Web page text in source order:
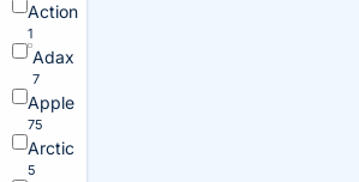
Action
1
Adax
7
Apple
75
Arctic
5